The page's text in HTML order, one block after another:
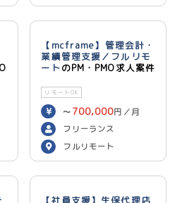
用）
【mcframe】管理会計・
業績管理支援／フルリモ
ートのPM・PMO求人案件
リモートOK
〜 700,000円／月
フリーランス
フルリモート
【社員支援】生保代理店